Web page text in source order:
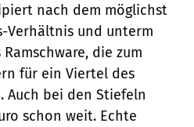
nach dem möglichst
Verhältnis und unterm
die zum
für ein Viertel des
Auch bei den Stiefeln
schon weit. Echte